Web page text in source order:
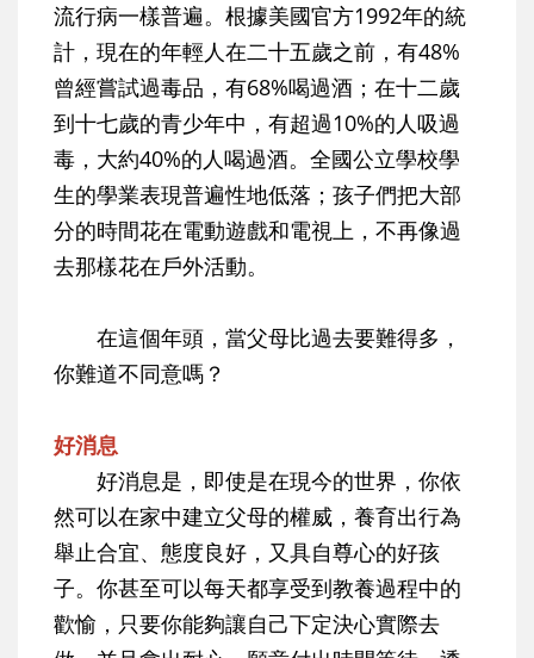
流行病一樣普遍。根據美國官方1992年的統
計，現在的年輕人在二十五歲之前，有48%
曾經嘗試過毒品，有68%喝過酒；在十二歲
到十七歲的青少年中，有超過10%的人吸過
毒，大約40%的人喝過酒。全國公立學校學
生的學業表現普遍性地低落；孩子們把大部
分的時間花在電動遊戲和電視上，不再像過
去那樣花在戶外活動。
在這個年頭，當父母比過去要難得多，
你難道不同意嗎？
好消息
好消息是，即使是在現今的世界，你依
然可以在家中建立父母的權威，養育出行為
舉止合宜、態度良好，又具自尊心的好孩
子。你甚至可以每天都享受到教養過程中的
歡愉，只要你能夠讓自己下定決心實際去